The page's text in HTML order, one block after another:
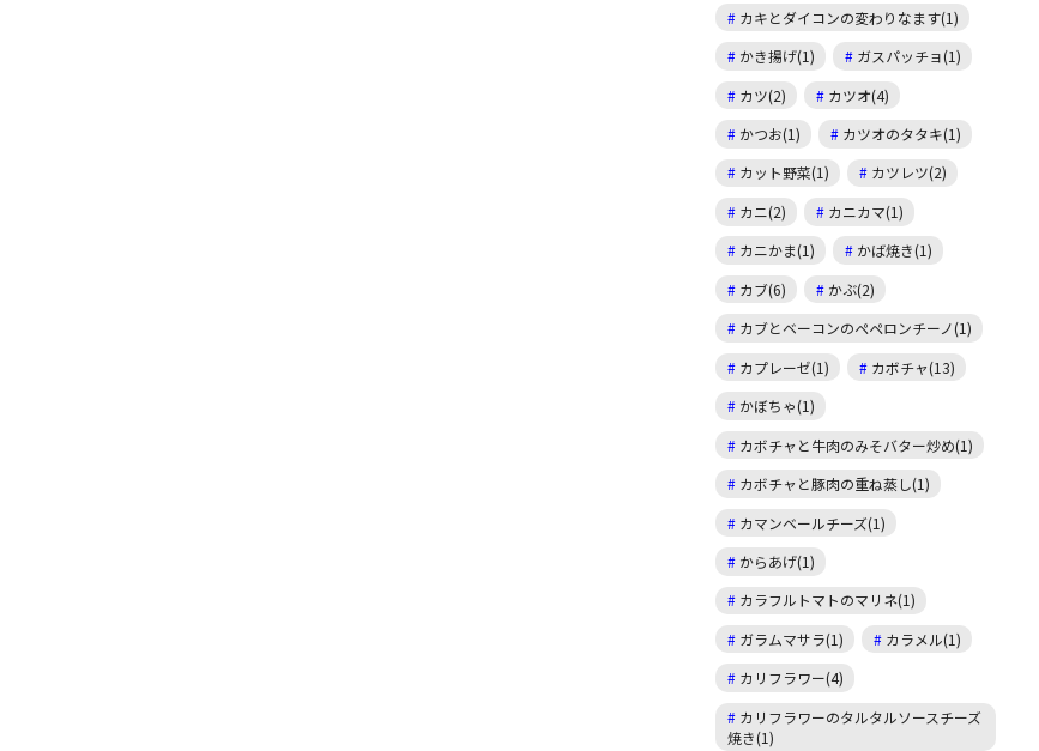
カキとダイコンの変わりなます(1)
かき揚げ(1)
ガスパッチョ(1)
カツ(2)
カツオ(4)
かつお(1)
カツオのタタキ(1)
カット野菜(1)
カツレツ(2)
カニ(2)
カニカマ(1)
カニかま(1)
かば焼き(1)
カブ(6)
かぶ(2)
カブとベーコンのペペロンチーノ(1)
カプレーゼ(1)
カボチャ(13)
かぼちゃ(1)
カボチャと牛肉のみそバター炒め(1)
カボチャと豚肉の重ね蒸し(1)
カマンベールチーズ(1)
からあげ(1)
カラフルトマトのマリネ(1)
ガラムマサラ(1)
カラメル(1)
カリフラワー(4)
カリフラワーのタルタルソースチーズ
焼き(1)